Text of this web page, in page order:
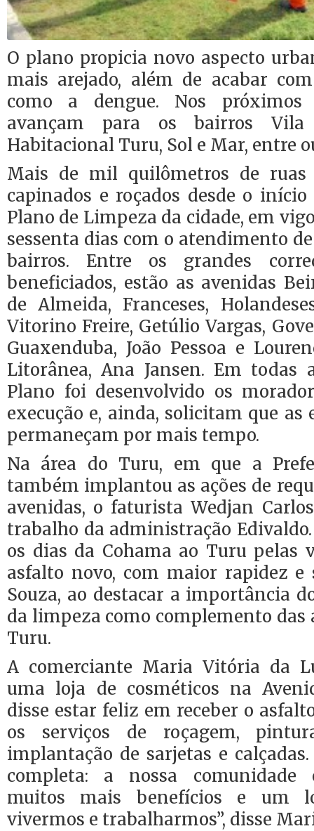
O plano propicia novo aspecto
mais arejado, além de acabar
como a dengue. Nos próximos
avançam para os bairros Vila
Habitacional Turu, Sol e Mar, entre
Mais de mil quilômetros de ruas
capinados e roçados desde o
Plano de Limpeza da cidade, em
sessenta dias com o atendimento
bairros. Entre os grandes
beneficiados, estão as avenidas
de Almeida, Franceses,
Vitorino Freire, Getúlio Vargas,
Guaxenduba, João Pessoa e
Litorânea, Ana Jansen. Em todas
Plano foi desenvolvido os
execução e, ainda, solicitam que as
permaneçam por mais tempo.
Na área do Turu, em que a
também implantou as ações de
avenidas, o faturista Wedjan
trabalho da administração
os dias da Cohama ao Turu pelas
asfalto novo, com maior rapidez e
Souza, ao destacar a importância
da limpeza como complemento das
Turu.
A comerciante Maria Vitória da
uma loja de cosméticos na
disse estar feliz em receber o
os serviços de roçagem,
implantação de sarjetas e
completa: a nossa comunidade
muitos mais benefícios e um
vivermos e trabalharmos”, disse